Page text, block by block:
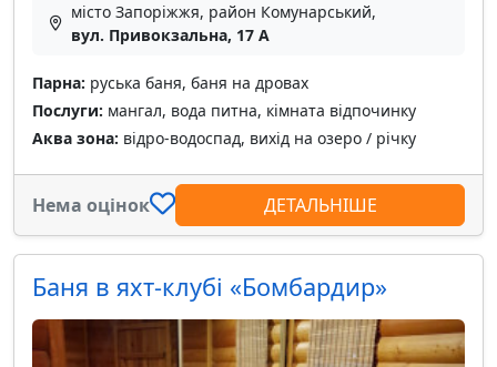
місто Запоріжжя, район Комунарський,
вул. Привокзальна, 17 А
Парна: руська баня, баня на дровах
Послуги: мангал, вода питна, кімната відпочинку
Аква зона: відро-водоспад, вихід на озеро / річку
Нема оцінок ДЕТАЛЬНІШЕ
Баня в яхт-клубі «Бомбардир»